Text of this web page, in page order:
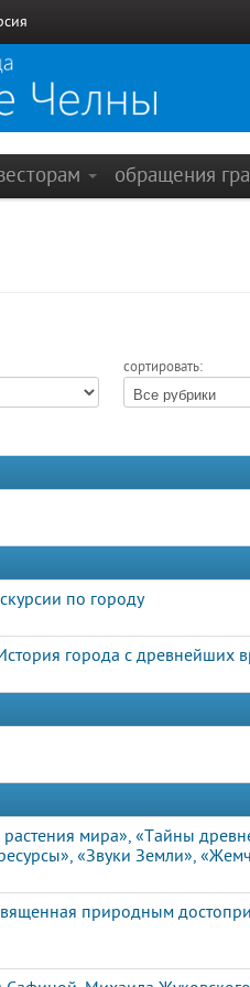
обращения
сортировать:
по городу
города с древнейших
мира», «Тайны
«Звуки Земли»,
природным